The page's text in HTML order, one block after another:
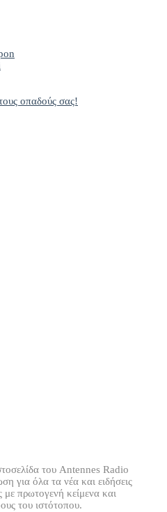
οπαδούς σας!
του Antennes Radio
για όλα τα νέα και ειδήσεις
πρωτογενή κείμενα και
του ιστότοπου.